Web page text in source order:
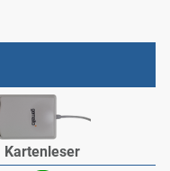
Kar­ten­le­ser